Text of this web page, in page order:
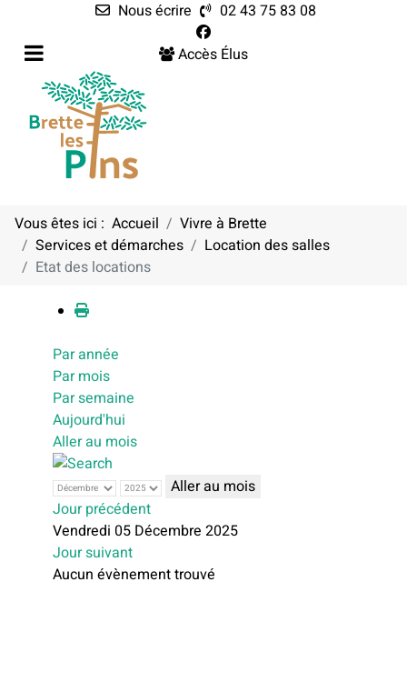
Nous écrire
02 43 75 83 08
Accès Élus
Vous êtes ici : Accueil
Vivre à Brette
Services et démarches
Location des salles
Etat des locations
Calendrier
Par année
Par mois
Par semaine
Aujourd'hui
Aller au mois
Aller au mois
Jour précédent
Vendredi 05 Décembre 2025
Jour suivant
Aucun évènement trouvé